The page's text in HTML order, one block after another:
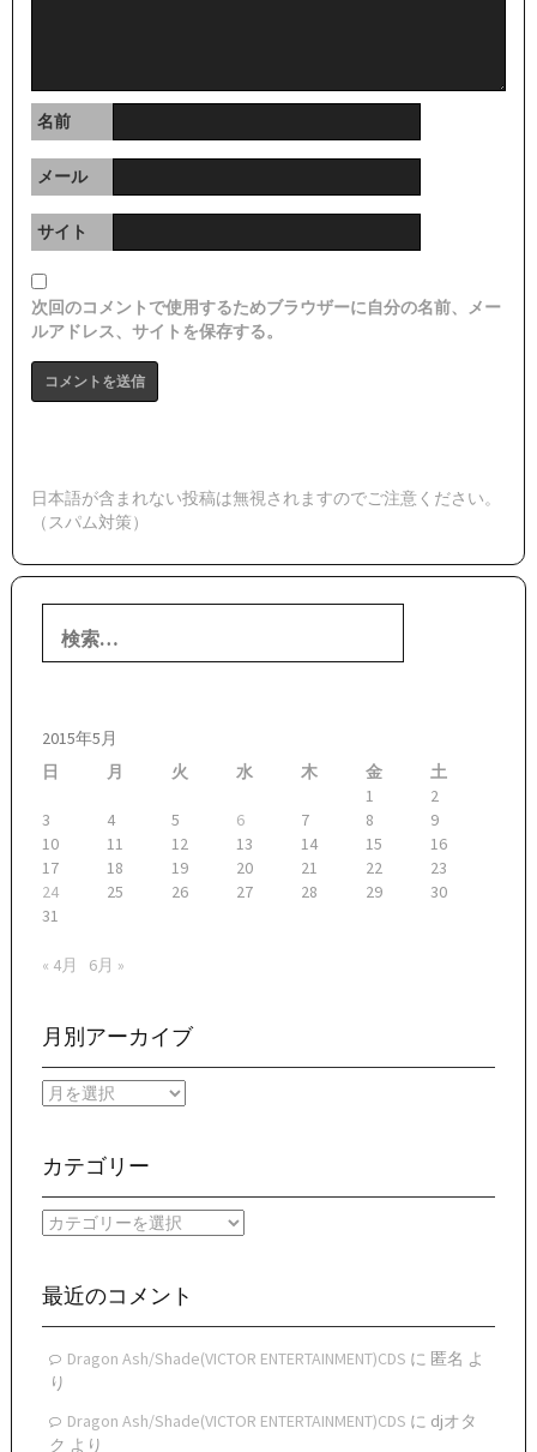
名前
メール
サイト
次回のコメントで使用するためブラウザーに自分の名前、メー
ルアドレス、サイトを保存する。
日本語が含まれない投稿は無視されますのでご注意ください。
（スパム対策）
索:
2015年5月
日
月 火 水 木 金
土
1
2
3
4 5 6 7 8
9
10
11 12 13 14 15
16
17
18 19 20 21 22
23
24
25 26 27 28 29
30
31
« 4月 6月 »
月別アーカイブ
月
ー
イ
ブ
カテゴリー
カ
リ
最近のコメント
Dragon Ash/Shade(VICTOR ENTERTAINMENT)CDS に 匿名 よ
り
Dragon Ash/Shade(VICTOR ENTERTAINMENT)CDS に djオタ
ク より